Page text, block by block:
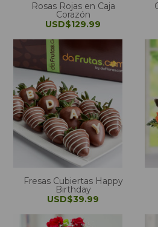
Rosas Rojas en Caja
Corazón
USD$129.99
Fresas Cubiertas Happy
Birthday
USD$39.99